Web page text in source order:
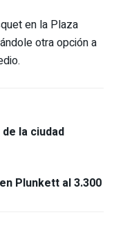
en la Plaza
otra opción a
la ciudad
Plunkett al 3.300